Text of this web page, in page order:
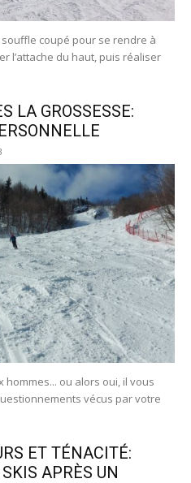
coupé pour se rendre à
l’attache du haut, puis réaliser
LA GROSSESSE:
ou alors oui, il vous
vécus par votre
ET TÉNACITÉ:
APRÈS UN